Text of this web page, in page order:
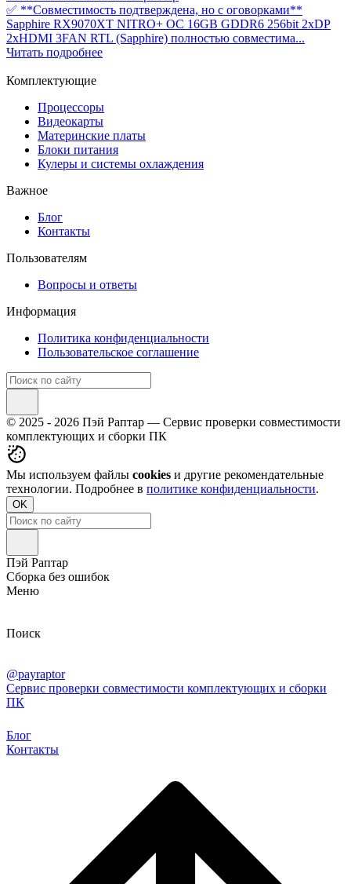
✅ **Совместимость подтверждена, но с оговорками**
Sapphire RX9070XT NITRO+ OC 16GB GDDR6 256bit 2xDP
2xHDMI 3FAN RTL (Sapphire) полностью совместима...
Читать подробнее
Комплектующие
Процессоры
Видеокарты
Материнские платы
Блоки питания
Кулеры и системы охлаждения
Важное
Блог
Контакты
Пользователям
Вопросы и ответы
Информация
Политика конфиденциальности
Пользовательское соглашение
© 2025 - 2026 Пэй Раптар — Сервис проверки совместимости
комплектующих и сборки ПК
Мы используем файлы cookies и другие рекомендательные
технологии. Подробнее в политике конфиденциальности.
OK
Пэй Раптар
Сборка без ошибок
Меню
Поиск
@payraptor
Сервис проверки совместимости комплектующих и сборки
ПК
Блог
Контакты